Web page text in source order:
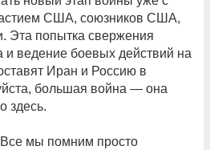
США, союзников США,
Эта попытка свержения
ведение боевых действий на
Иран и Россию в
большая война — она
здесь.
мы помним просто